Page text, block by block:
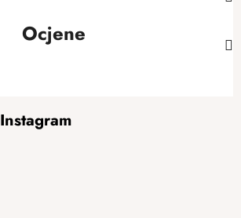
Ocjene
Instagram